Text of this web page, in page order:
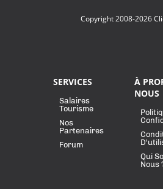
Copyright 2008-2026
SERVICES
Salaires
Tourisme
Nos
Partenaires
Forum
À
NOUS
Qui
Nous